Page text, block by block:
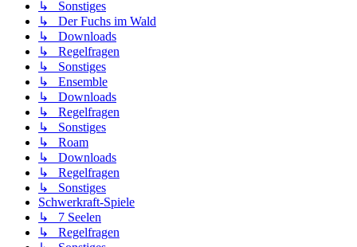
↳ Sonstiges
↳ Der Fuchs im Wald
↳ Downloads
↳ Regelfragen
↳ Sonstiges
↳ Ensemble
↳ Downloads
↳ Regelfragen
↳ Sonstiges
↳ Roam
↳ Downloads
↳ Regelfragen
↳ Sonstiges
Schwerkraft-Spiele
↳ 7 Seelen
↳ Regelfragen